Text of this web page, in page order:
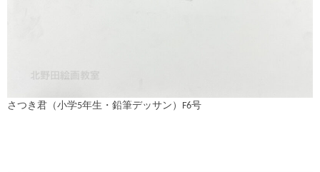
さつき君（小学5年生・鉛筆デッサン）F6号